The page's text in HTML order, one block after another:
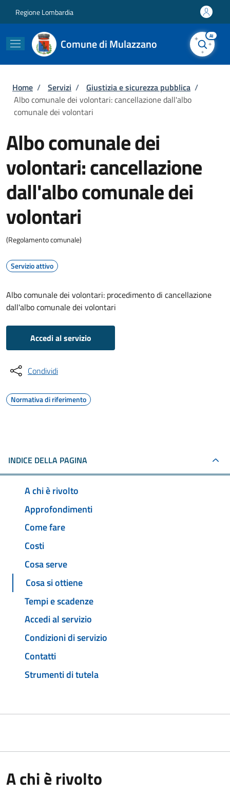
Regione Lombardia
Comune di Mulazzano
AI
Briciole di pane
Home / Servizi / Giustizia e sicurezza pubblica /
Albo comunale dei volontari: cancellazione dall'albo
comunale dei volontari
Albo comunale dei
volontari: cancellazione
dall'albo comunale dei
volontari
(Regolamento comunale)
Servizio attivo
Albo comunale dei volontari: procedimento di cancellazione
dall'albo comunale dei volontari
Accedi al servizio
Condividi
Normativa di riferimento
INDICE DELLA PAGINA
A chi è rivolto
Approfondimenti
Come fare
Costi
Cosa serve
Cosa si ottiene
Tempi e scadenze
Accedi al servizio
Condizioni di servizio
Contatti
Strumenti di tutela
A chi è rivolto